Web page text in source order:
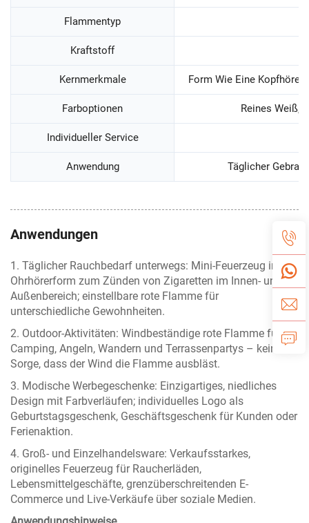
Flammentyp
Kraftstoff
Kernmerkmale Form Wie Eine
Farboptionen Reines Weiß,
Individueller Service
Anwendung Täglicher
Anwendungen
1. Täglicher Rauchbedarf unterwegs: Mini-Feuerzeug in
Ohrhörerform zum Zünden von Zigaretten im Innen- und
Außenbereich; einstellbare rote Flamme für
unterschiedliche Gewohnheiten.
2. Outdoor-Aktivitäten: Windbeständige rote Flamme für
Camping, Angeln, Wandern und Terrassenpartys – keine
Sorge, dass der Wind die Flamme ausbläst.
3. Modische Werbegeschenke: Einzigartiges, niedliches
Design mit Farbverläufen; individuelles Logo als
Geburtstagsgeschenk, Geschäftsgeschenk für Kunden oder
Ferienaktion.
4. Groß- und Einzelhandelsware: Verkaufsstarkes,
originelles Feuerzeug für Raucherläden,
Lebensmittelgeschäfte, grenzüberschreitenden E-
Commerce und Live-Verkäufe über soziale Medien.